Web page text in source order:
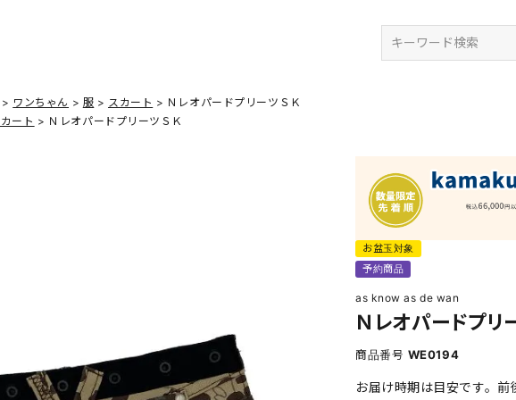
ワンちゃん 服 スカート
ＮレオパードプリーツＳＫ
ート ＮレオパードプリーツＳＫ
お盆玉対象
予約商品
as know as de wan
Ｎレオパードプリ
商品番号 WE0194
お届け時期は目安です。